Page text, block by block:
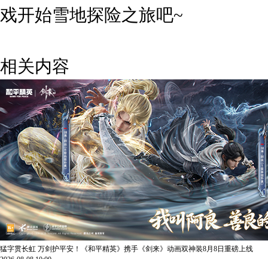
戏开始雪地探险之旅吧~
相关内容
猛字贯长虹 万剑护平安！《和平精英》携手《剑来》动画双神装8月8日重磅上线